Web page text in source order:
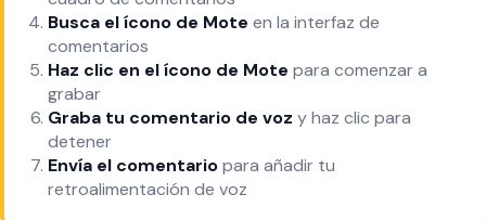
Busca el ícono de Mote en la interfaz de
comentarios
Haz clic en el ícono de Mote para comenzar a
grabar
Graba tu comentario de voz y haz clic para
detener
Envía el comentariopara añadir tu
retroalimentación de voz